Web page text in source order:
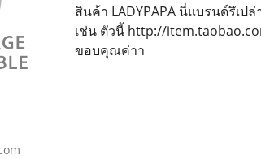
สินค้า LADYPAPA นี่แบรนด์รึเป
เช่น ตัวนี้ http://
ขอบคุณค่าา